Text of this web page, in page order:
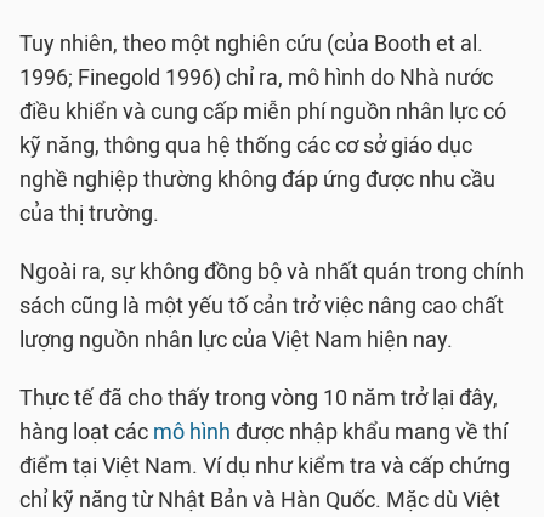
Tuy nhiên, theo một nghiên cứu (của Booth et al.
1996; Finegold 1996) chỉ ra, mô hình do Nhà nước
điều khiển và cung cấp miễn phí nguồn nhân lực có
kỹ năng, thông qua hệ thống các cơ sở giáo dục
nghề nghiệp thường không đáp ứng được nhu cầu
của thị trường.
Ngoài ra, sự không đồng bộ và nhất quán trong chính
sách cũng là một yếu tố cản trở việc nâng cao chất
lượng nguồn nhân lực của Việt Nam hiện nay.
Thực tế đã cho thấy trong vòng 10 năm trở lại đây,
hàng loạt các mô hình được nhập khẩu mang về thí
điểm tại Việt Nam. Ví dụ như kiểm tra và cấp chứng
chỉ kỹ năng từ Nhật Bản và Hàn Quốc. Mặc dù Việt